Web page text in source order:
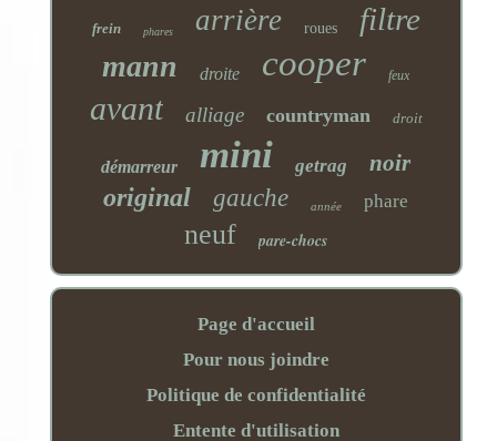
frein phares arrière roues filtre
mann droite cooper feux
avant alliage countryman droit
démarreur mini getrag noir
original gauche année phare
neuf pare-chocs
Page d'accueil
Pour nous joindre
Politique de confidentialité
Entente d'utilisation